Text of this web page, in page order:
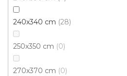
240x340 cm 28
250x350 cm 0
270x370 cm 0